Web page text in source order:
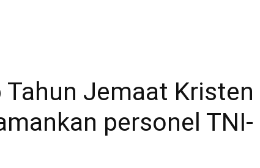
Tahun Jemaat Kristen
personel TNI-